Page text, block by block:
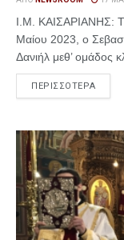
Ι.Μ. ΚΑΙΣΑΡΙΑΝΗΣ:
Μαίου 2023, ο
Δανιήλ μεθ’ ομάδος
ΠΕΡΙΣΣΟΤΕΡΑ